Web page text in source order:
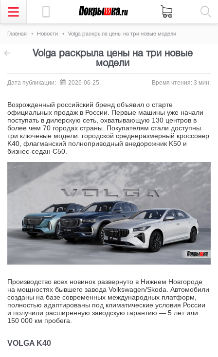
Главная Новости Volga раскрыла цены на три новые модели
Volga раскрыла цены на три новые
модели
Дата публикации: 2026-06-25. Время чтения: 3 мин.
Возрожденный российский бренд объявил о старте
официальных продаж в России. Первые машины уже начали
поступать в дилерскую сеть, охватывающую 130 центров в
более чем 70 городах страны. Покупателям стали доступны
три ключевые модели: городской среднеразмерный кроссовер
K40, флагманский полноприводный внедорожник K50 и
бизнес-седан C50.
Производство всех новинок развернуто в Нижнем Новгороде
на мощностях бывшего завода Volkswagen/Skoda. Автомобили
созданы на базе современных международных платформ,
полностью адаптированы под климатические условия России
и получили расширенную заводскую гарантию — 5 лет или
150 000 км пробега.
VOLGA K40